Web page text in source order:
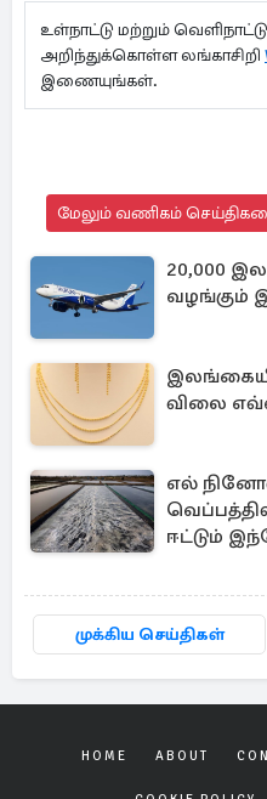
உள்நாட்டு மற்றும்
அறிந்துக்கொள்ள லங்காசிறி
இணையுங்கள்.
மேலும் வணிகம்
20,000
வழங்கும்
விலை
எல்
ஈட்டும்
முக்கிய செய்திகள்
HOME ABOUT